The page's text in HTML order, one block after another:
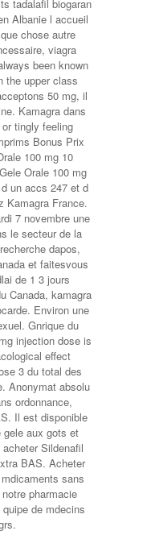
tadalafil biogaran
Albanie l accueil
chose autre
viagra
been known
the upper class
50 mg, il
Kamagra dans
tingly feeling
Bonus Prix
100 mg 10
Orale 100 mg
un accs 247 et d
Kamagra France.
7 novembre une
le secteur de la
dapos,
et faitesvous
de 1 3 jours
Canada, kamagra
Environ une
Gnrique du
injection dose is
effect
3 du total des
Anonymat absolu
ordonnance,
Il est disponible
aux gots et
Sildenafil
BAS. Acheter
sans
pharmacie
de mdecins